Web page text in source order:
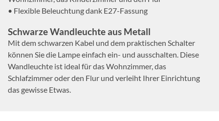
• Flexible Beleuchtung dank E27-Fassung
Schwarze Wandleuchte aus Metall
Mit dem schwarzen Kabel und dem praktischen Schalter
können Sie die Lampe einfach ein- und ausschalten. Diese
Wandleuchte ist ideal für das Wohnzimmer, das
Schlafzimmer oder den Flur und verleiht Ihrer Einrichtung
das gewisse Etwas.